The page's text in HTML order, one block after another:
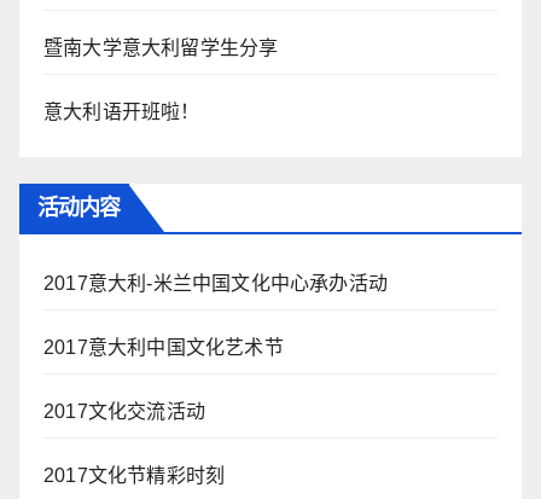
暨南大学意大利留学生分享
意大利语开班啦！
活动内容
2017意大利-米兰中国文化中心承办活动
2017意大利中国文化艺术节
2017文化交流活动
2017文化节精彩时刻